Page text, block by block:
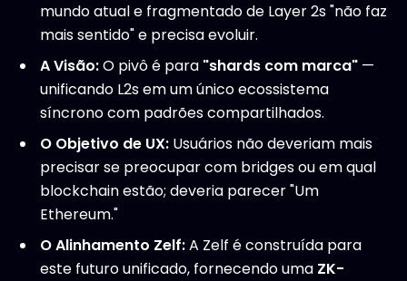
mundo atual e fragmentado de Layer 2s "não faz
mais sentido" e precisa evoluir.
A Visão:O pivô é para "shards com marca" —
unificando L2s em um único ecossistema
síncrono com padrões compartilhados.
O Objetivo de UX: Usuários não deveriam mais
precisar se preocupar com bridges ou em qual
blockchain estão; deveria parecer "Um
Ethereum."
O Alinhamento Zelf:A Zelf é construída para
este futuro unificado, fornecendo uma ZK-